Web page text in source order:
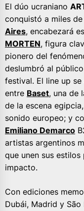
El dúo ucraniano
conquistó a miles
Aires, encabezará
MORTEN, figura
pionero del
deslumbró al
festival. El line up
entre Baset, una de
de la escena
sonido europeo; y
Emiliano Demarco
artistas argentinos
que unen sus
impacto.
Con ediciones
Dubái, Madrid y São